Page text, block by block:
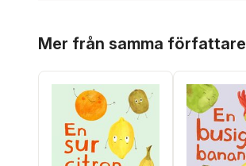
Mer från samma författare